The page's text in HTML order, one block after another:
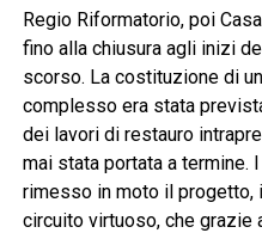
Regio Riformatorio, poi
fino alla chiusura agli inizi
scorso. La costituzione di
complesso era stata
dei lavori di restauro
mai stata portata a termine.
rimesso in moto il progetto,
circuito virtuoso, che grazie